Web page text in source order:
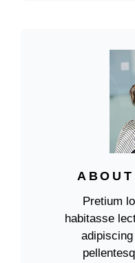
Pretium
habitasse